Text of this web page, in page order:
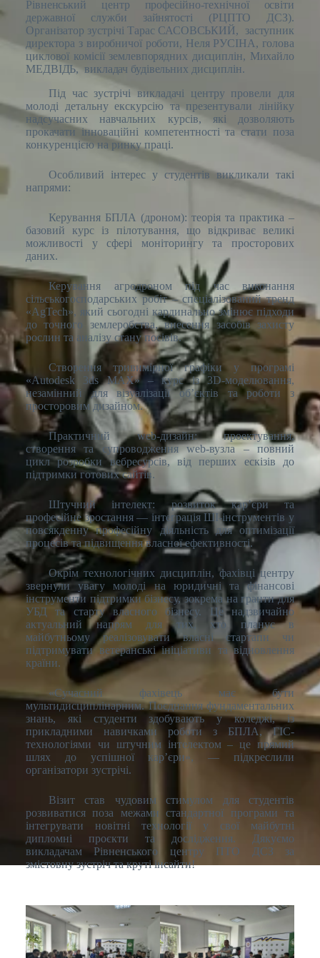
Рівненський центр професійно-технічної освіти
державної служби зайнятості (РЦПТО ДСЗ).
Організатор зустрічі Тарас САСОВСЬКИЙ, заступник
директора з виробничої роботи, Неля РУСІНА, голова
циклової комісії землевпорядних дисциплін, Михайло
МЕДВІДЬ, викладач будівельних дисциплін.
Під час зустрічі викладачі центру провели для
молоді детальну екскурсію та презентували лінійку
надсучасних навчальних курсів, які дозволяють
прокачати інноваційні компетентності та стати поза
конкуренцією на ринку праці.
Особливий інтерес у студентів викликали такі
напрями:
Керування БПЛА (дроном): теорія та практика –
базовий курс із пілотування, що відкриває великі
можливості у сфері моніторингу та просторових
даних.
Керування агродроном під час виконання
сільськогосподарських робіт – спеціалізований тренд
«AgTech», який сьогодні кардинально змінює підходи
до точного землеробства, внесення засобів захисту
рослин та аналізу стану посівів.
Створення тривимірної графіки у програмі
«Autodesk 3ds MAX» – курс із 3D-моделювання,
незамінний для візуалізації об’єктів та роботи з
просторовим дизайном.
Практичний web-дизайн: проектування,
створення та супроводження web-вузла – повний
цикл розробки вебресурсів, від перших ескізів до
підтримки готових сайтів.
Штучний інтелект: розвиток кар’єри та
професійне зростання — інтеграція ШІ-інструментів у
повсякденну професійну діяльність для оптимізації
процесів та підвищення власної ефективності.
Окрім технологічних дисциплін, фахівці центру
звернули увагу молоді на юридичні та фінансові
інструменти підтримки бізнесу, зокрема на гранти для
УБД та старту власного бізнесу. Це надзвичайно
актуальний напрям для тих, хто планує в
майбутньому реалізовувати власні стартапи чи
підтримувати ветеранські ініціативи та відновлення
країни.
«Сучасний фахівець має бути
мультидисциплінарним. Поєднання фундаментальних
знань, які студенти здобувають у коледжі, із
прикладними навичками роботи з БПЛА, ГІС-
технологіями чи штучним інтелектом – це прямий
шлях до успішної кар’єри», — підкреслили
організатори зустрічі.
Візит став чудовим стимулом для студентів
розвиватися поза межами стандартної програми та
інтегрувати новітні технології у свої майбутні
дипломні проєкти та дослідження. Дякуємо
викладачам Рівненського центру ПТО ДСЗ за
змістовну зустріч та круті інсайти!